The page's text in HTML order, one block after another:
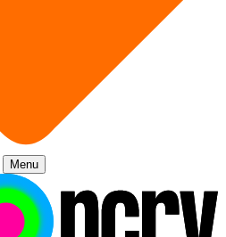
Menu